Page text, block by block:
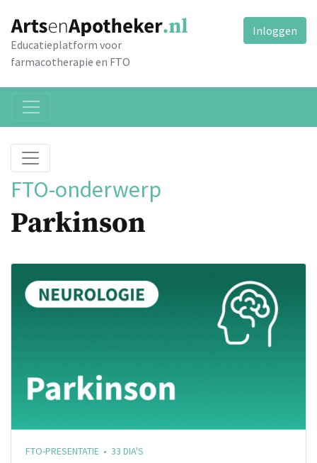
Educatieplatform voor
farmacotherapie en FTO
Inloggen
FTO-onderwerp
Parkinson
FTO-PRESENTATIE • 33 DIA'S